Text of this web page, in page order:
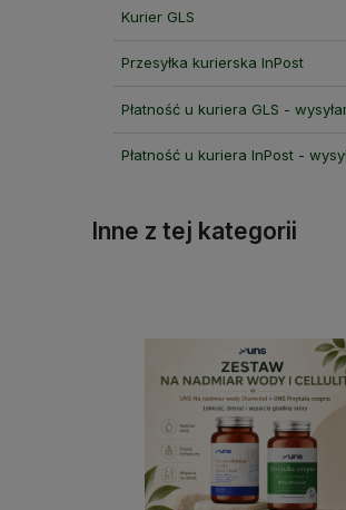
Kurier GLS
Przesyłka kurierska InPost
Płatność u kuriera GLS -
Płatność u kuriera InPost -
Inne z tej kategorii